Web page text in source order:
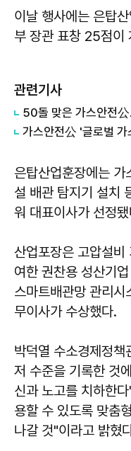
이날 행사에는 은탑
부 장관 표창 25점이
관련기사
은탑산업훈장에는 가
설 배관 탐지기 설치
워 대표이사가 선정
산업포장은 고압설비
여한 권찬용 성산기
스마트배관망 관리시
무이사가 수상했다.
박덕열 수소경제정책
저 수준을 기록한 것
신과 노고를 치하한
용할 수 있도록 맞춤
나갈 것"이라고 밝혔